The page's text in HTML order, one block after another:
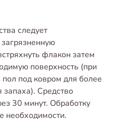
следует
флакон затем
поверхность (при
пол под ковром для более
запаха). Средство
30 минут. Обработку
необходимости.